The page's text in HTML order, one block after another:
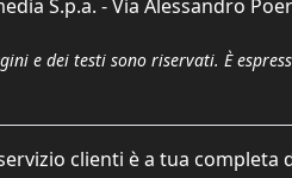
S.p.a. - Via Alessandro
e dei testi sono riservati. È
clienti è a tua completa